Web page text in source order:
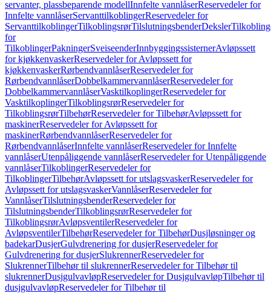
servanter, plassbeparende modellInnfelte vannlåserReservedeler for
Innfelte vannlåserServanttilkoblingerReservedeler for
ServanttilkoblingerTilkoblingsrørTilslutningsbenderDeksler
for
TilkoblingerPakningerSveiseenderInnbyggingssisternerAvløpssett
for kjøkkenvaskerReservedeler for Avløpssett for
kjøkkenvaskerRørbendvannlåserReservedeler for
RørbendvannlåserDobbelkammervannlåserReservedeler for
DobbelkammervannlåserVasktilkoplingerReservedeler for
VasktilkoplingerTilkoblingsrørReservedeler for
TilkoblingsrørTilbehørReservedeler for TilbehørAvløpssett for
maskinerReservedeler for Avløpssett for
maskinerRørbendvannlåserReservedeler for
RørbendvannlåserInnfelte vannlåserReservedeler for Innfelte
vannlåserUtenpåliggende vannlåserReservedeler for Utenpåliggende
vannlåserTilkoblingerReservedeler for
TilkoblingerTilbehørAvløpssett for utslagsvaskerReservedeler for
Avløpssett for utslagsvaskerVannlåserReservedeler for
VannlåserTilslutningsbenderReservedeler for
TilslutningsbenderTilkoblingsrørReservedeler for
TilkoblingsrørAvløpsventilerReservedeler for
AvløpsventilerTilbehørReservedeler for TilbehørDusjløsninger og
badekarDusjerGulvdrenering for dusjerReservedeler for
Gulvdrenering for dusjerSlukrennerReservedeler for
SlukrennerTilbehør til slukrennerReservedeler for Tilbehør til
slukrennerDusjgulvavløpReservedeler for DusjgulvavløpTilbehør til
dusjgulvavløpReservedeler for Tilbehør til